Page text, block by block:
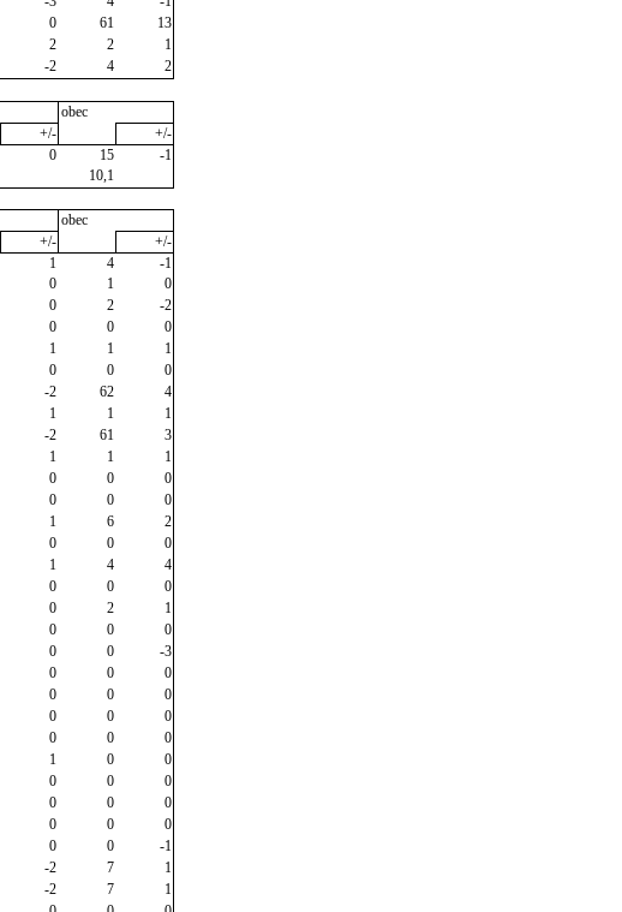
0 61
13
2 2
1
-2 4
2
obec
+/-
+/-
0 15
-1
10,1
obec
+/-
+/-
1 4
-1
0 1
0
0 2
-2
0 0
0
1 1
1
0 0
0
-2 62
4
1 1
1
-2 61
3
1 1
1
0 0
0
0 0
0
1 6
2
0 0
0
1 4
4
0 0
0
0 2
1
0 0
0
0 0
-3
0 0
0
0 0
0
0 0
0
0 0
0
1 0
0
0 0
0
0 0
0
0 0
0
0 0
-1
-2 7
1
-2 7
1